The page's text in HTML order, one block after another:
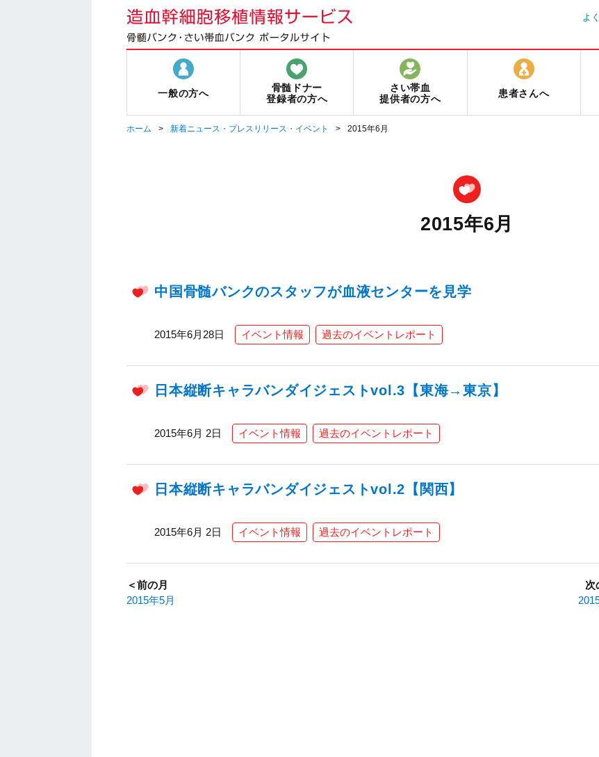
よ
一般の方へ
骨髄ドナー
登録者の方へ
さい帯血
提供者の方へ
患者さんへ
ホーム 新着ニュース・プレスリリース・イベント 2015年6月
2015年6月
中国骨髄バンクのスタッフが血液センターを見学
2015年6月28日 イベント情報 過去のイベントレポート
日本縦断キャラバンダイジェストvol.3【東海→東京】
2015年6月 2日 イベント情報 過去のイベントレポート
日本縦断キャラバンダイジェストvol.2【関西】
2015年6月 2日 イベント情報 過去のイベントレポート
＜前の月
2015年5月
次